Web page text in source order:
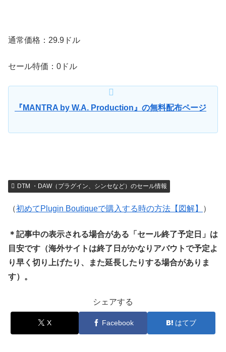
通常価格：29.9ドル
セール特価：0ドル
『MANTRA by W.A. Production』の無料配布ページ
DTM ・DAW（プラグイン、シンセなど）のセール情報
（初めてPlugin Boutiqueで購入する時の方法【図解】 ）
＊記事中の表示される場合がある「セール終了予定日」は
目安です（海外サイトは終了日がかなりアバウトで予定よ
り早く切り上げたり、また延長したりする場合がありま
す）。
シェアする
X Facebook はてブ